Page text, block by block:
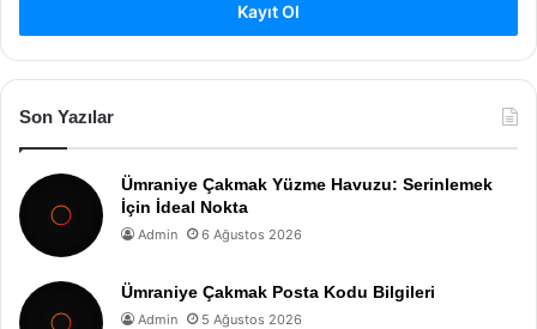
Kayıt Ol
Son Yazılar
Ümraniye Çakmak Yüzme Havuzu: Serinlemek
İçin İdeal Nokta
Admin 6 Ağustos 2026
Ümraniye Çakmak Posta Kodu Bilgileri
Admin 5 Ağustos 2026